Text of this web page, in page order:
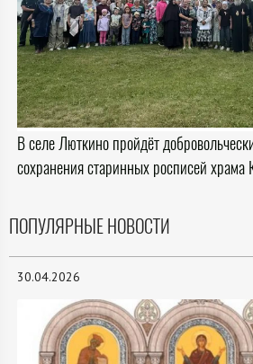
В селе Люткино пройдёт
сохранения старинных росписей храма
ПОПУЛЯРНЫЕ НОВОСТИ
30.04.2026